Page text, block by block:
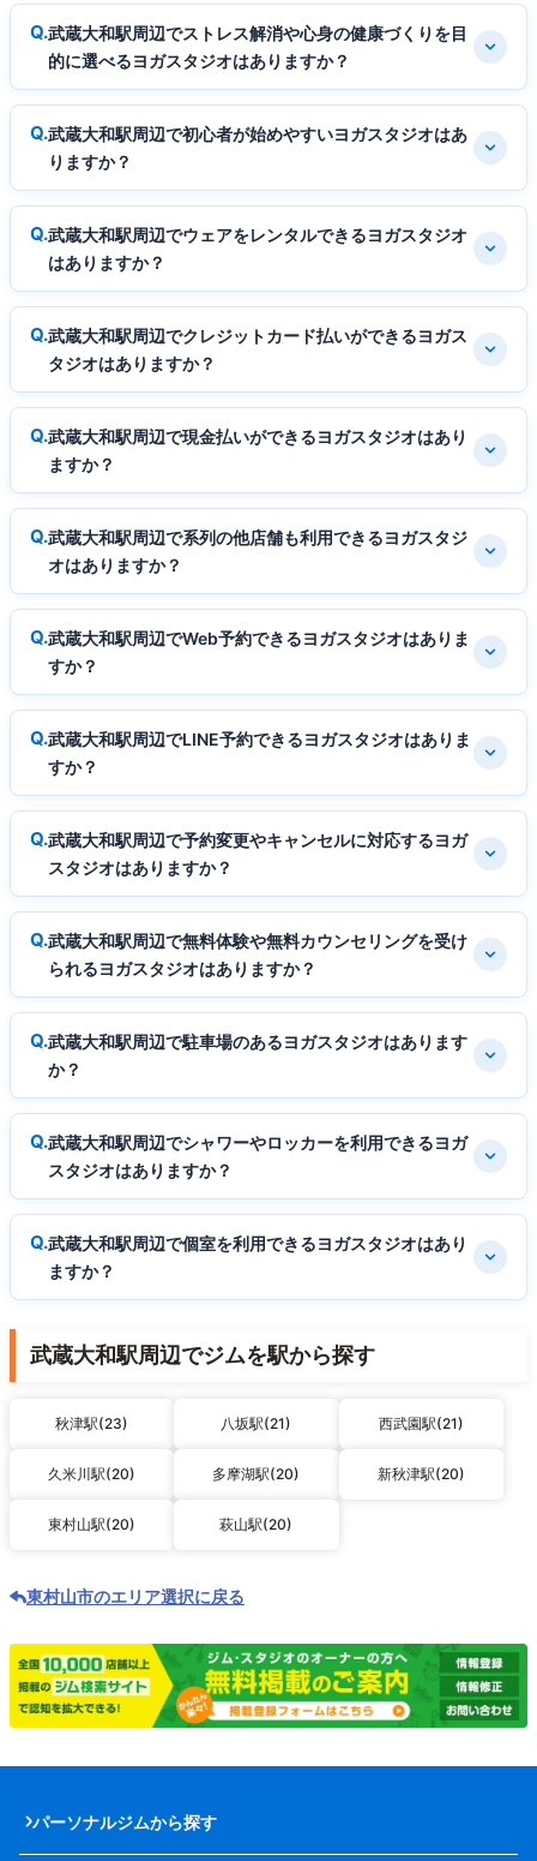
武蔵大和駅周辺でストレス解消や心身の健康づくりを目
的に選べるヨガスタジオはありますか？
武蔵大和駅周辺で初心者が始めやすいヨガスタジオはあ
りますか？
武蔵大和駅周辺でウェアをレンタルできるヨガスタジオ
はありますか？
武蔵大和駅周辺でクレジットカード払いができるヨガス
タジオはありますか？
武蔵大和駅周辺で現金払いができるヨガスタジオはあり
ますか？
武蔵大和駅周辺で系列の他店舗も利用できるヨガスタジ
オはありますか？
武蔵大和駅周辺でWeb予約できるヨガスタジオはありま
すか？
武蔵大和駅周辺でLINE予約できるヨガスタジオはありま
すか？
武蔵大和駅周辺で予約変更やキャンセルに対応するヨガ
スタジオはありますか？
武蔵大和駅周辺で無料体験や無料カウンセリングを受け
られるヨガスタジオはありますか？
武蔵大和駅周辺で駐車場のあるヨガスタジオはあります
か？
武蔵大和駅周辺でシャワーやロッカーを利用できるヨガ
スタジオはありますか？
武蔵大和駅周辺で個室を利用できるヨガスタジオはあり
ますか？
武蔵大和駅周辺でジムを駅から探す
秋津駅(23) 八坂駅(21) 西武園駅(21)
久米川駅(20) 多摩湖駅(20) 新秋津駅(20)
東村山駅(20) 萩山駅(20)
東村山市のエリア選択に戻る
パーソナルジムから探す